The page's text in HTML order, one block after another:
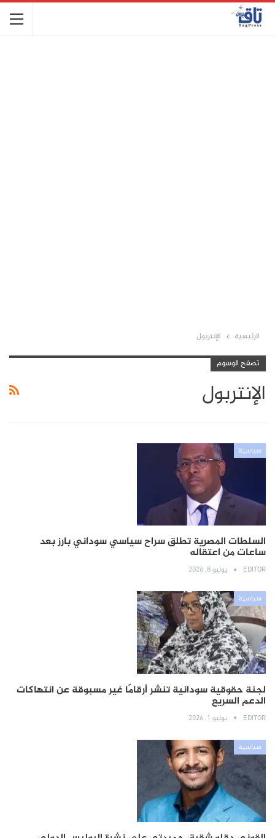
الرئيسية الإنتربول
تصفح الوسوم
الإنتربول
سياسية
السلطات المصرية تطلق سراح سياسي سوداني بارز بعد
ساعات من اعتقاله
EDITOR يوليو 8, 2026
سياسية
لجنة حقوقية سودانية تنشر أرقامًا غير مسبوقة عن انتهاكات
الدعم السريع
EDITOR يوليو 1, 2026
سياسية